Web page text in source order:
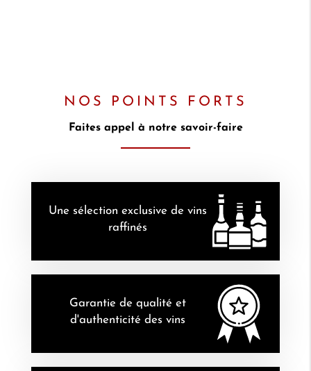
NOS POINTS FORTS
Faites appel à notre savoir-faire
Une sélection exclusive de vins
raffinés
Garantie de qualité et
d'authenticité des vins